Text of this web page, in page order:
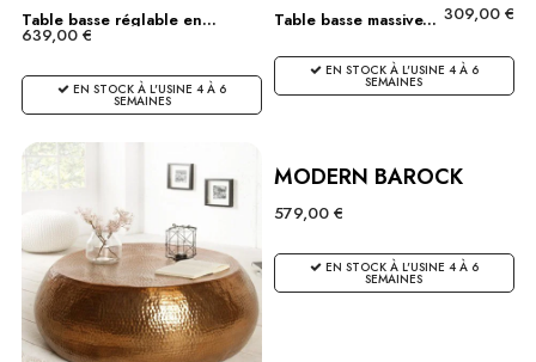
Table basse réglable en...
639,00 €
EN STOCK À L'USINE 4 À 6
SEMAINES
Table basse massive... 309,00 €
EN STOCK À L'USINE 4 À 6
SEMAINES
MODERN BAROCK
579,00 €
EN STOCK À L'USINE 4 À 6
SEMAINES